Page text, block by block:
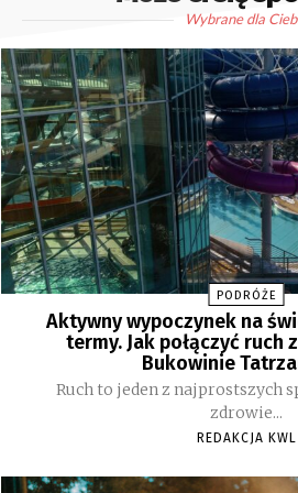
Wybrane dla
PODRÓŻE
Aktywny wypoczynek na
termy. Jak połączyć ruch
Bukowinie
Ruch to jeden z najprostszych
zdrowie...
REDAKCJA KWL